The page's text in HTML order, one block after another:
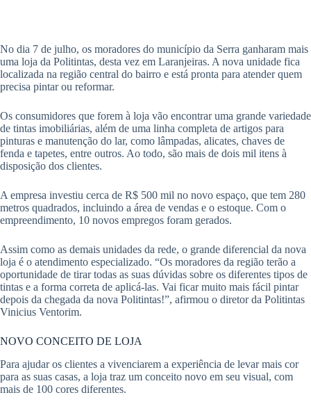
No dia 7 de julho, os moradores do município da Serra ganharam mais
uma loja da Politintas, desta vez em Laranjeiras. A nova unidade fica
localizada na região central do bairro e está pronta para atender quem
precisa pintar ou reformar.
Os consumidores que forem à loja vão encontrar uma grande variedade
de tintas imobiliárias, além de uma linha completa de artigos para
pinturas e manutenção do lar, como lâmpadas, alicates, chaves de
fenda e tapetes, entre outros. Ao todo, são mais de dois mil itens à
disposição dos clientes.
A empresa investiu cerca de R$ 500 mil no novo espaço, que tem 280
metros quadrados, incluindo a área de vendas e o estoque. Com o
empreendimento, 10 novos empregos foram gerados.
Assim como as demais unidades da rede, o grande diferencial da nova
loja é o atendimento especializado. “Os moradores da região terão a
oportunidade de tirar todas as suas dúvidas sobre os diferentes tipos de
tintas e a forma correta de aplicá-las. Vai ficar muito mais fácil pintar
depois da chegada da nova Politintas!”, afirmou o diretor da Politintas
Vinicius Ventorim.
NOVO CONCEITO DE LOJA
Para ajudar os clientes a vivenciarem a experiência de levar mais cor
para as suas casas, a loja traz um conceito novo em seu visual, com
mais de 100 cores diferentes.